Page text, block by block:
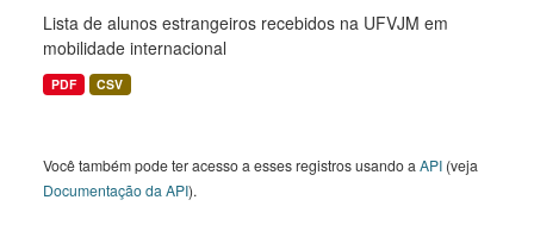
Lista de alunos estrangeiros recebidos na UFVJM em
mobilidade internacional
PDF CSV
Você também pode ter acesso a esses registros usando a API (veja
Documentação da API).